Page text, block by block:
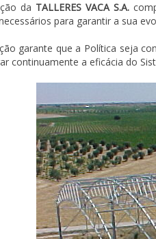
da TALLERES VACA S.A.
para garantir a sua
garante que a Política seja
continuamente a eficácia do